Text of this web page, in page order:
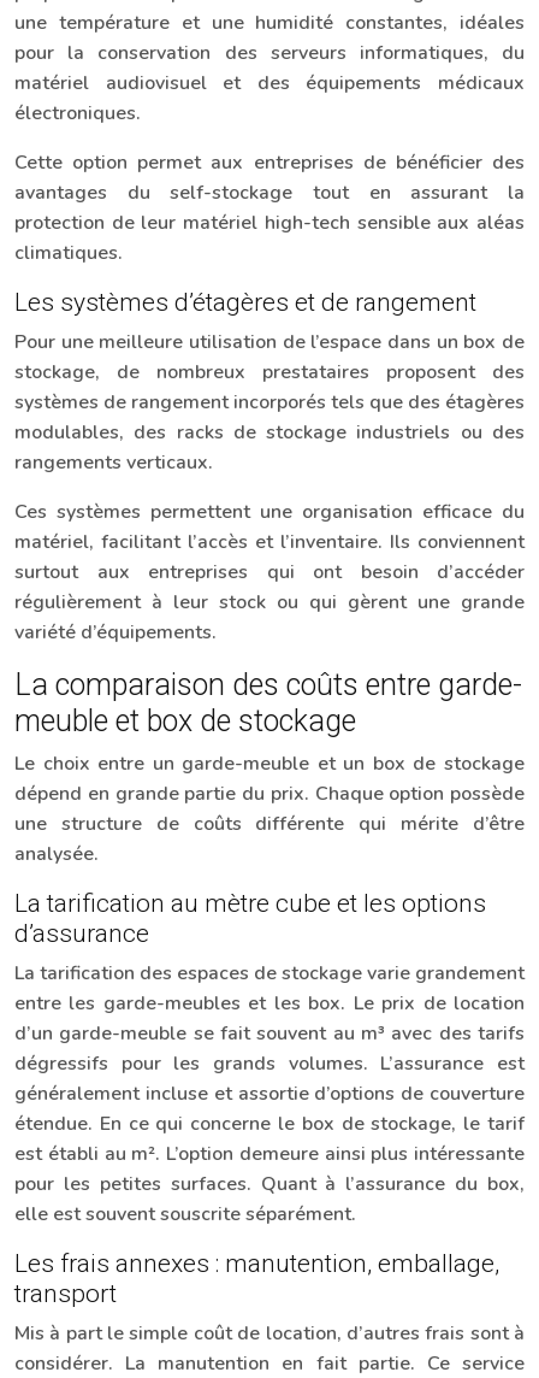
une température et une humidité constantes, idéales
pour la conservation des serveurs informatiques, du
matériel audiovisuel et des équipements médicaux
électroniques.
Cette option permet aux entreprises de bénéficier des
avantages du self-stockage tout en assurant la
protection de leur matériel high-tech sensible aux aléas
climatiques.
Les systèmes d’étagères et de rangement
Pour une meilleure utilisation de l’espace dans un box de
stockage, de nombreux prestataires proposent des
systèmes de rangement incorporés tels que des étagères
modulables, des racks de stockage industriels ou des
rangements verticaux.
Ces systèmes permettent une organisation efficace du
matériel, facilitant l’accès et l’inventaire. Ils conviennent
surtout aux entreprises qui ont besoin d’accéder
régulièrement à leur stock ou qui gèrent une grande
variété d’équipements.
La comparaison des coûts entre garde-
meuble et box de stockage
Le choix entre un garde-meuble et un box de stockage
dépend en grande partie du prix. Chaque option possède
une structure de coûts différente qui mérite d’être
analysée.
La tarification au mètre cube et les options
d’assurance
La tarification des espaces de stockage varie grandement
entre les garde-meubles et les box. Le prix de location
d’un garde-meuble se fait souvent au m³ avec des tarifs
dégressifs pour les grands volumes. L’assurance est
généralement incluse et assortie d’options de couverture
étendue. En ce qui concerne le box de stockage, le tarif
est établi au m². L’option demeure ainsi plus intéressante
pour les petites surfaces. Quant à l’assurance du box,
elle est souvent souscrite séparément.
Les frais annexes : manutention, emballage,
transport
Mis à part le simple coût de location, d’autres frais sont à
considérer. La manutention en fait partie. Ce service